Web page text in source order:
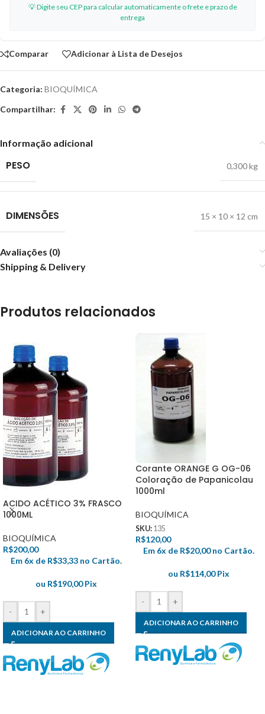
💡 Digite seu CEP para calcular automaticamente o frete e prazo de
entrega
Comparar Adicionar à Lista de Desejos
Categoria: BIOQUÍMICA
Compartilhar:
Informação adicional
PESO 0,300 kg
DIMENSÕES 15 × 10 × 12 cm
Avaliações (0)
Shipping & Delivery
Produtos relacionados
ACIDO ACÉTICO 3% FRASCO
1000ML
BIOQUÍMICA
R$200,00
Em 6x de R$33,33 no Cartão.
ou R$190,00 Pix
- +
ADICIONAR AO CARRINHO
Corante ORANGE G OG-06
Coloração de Papanicolau
1000ml
BIOQUÍMICA
SKU: 135
R$120,00
Em 6x de R$20,00 no Cartão.
ou R$114,00 Pix
- +
ADICIONAR AO CARRINHO